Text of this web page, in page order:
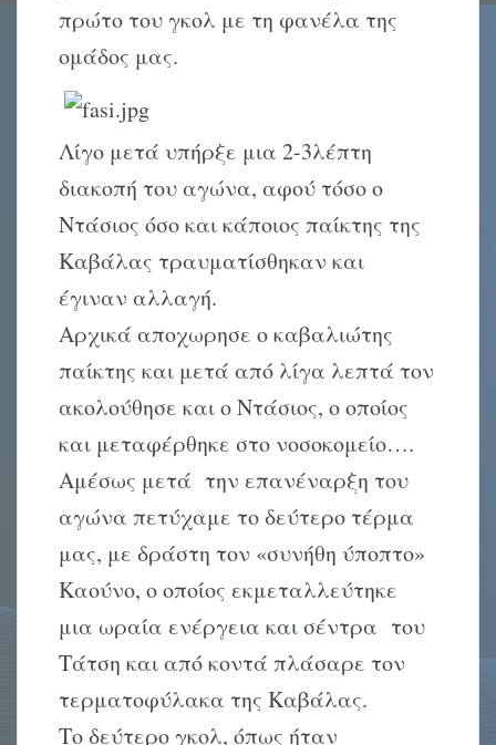
πρώτο του γκολ με τη φανέλα της
ομάδος μας.
Λίγο μετά υπήρξε μια 2-3λέπτη
διακοπή του αγώνα, αφού τόσο ο
Ντάσιος όσο και κάποιος παίκτης της
Καβάλας τραυματίσθηκαν και
έγιναν αλλαγή.
Αρχικά αποχωρησε ο καβαλιώτης
παίκτης και μετά από λίγα λεπτά τον
ακολούθησε και ο Ντάσιος, ο οποίος
και μεταφέρθηκε στο νοσοκομείο….
Αμέσως μετά την επανέναρξη του
αγώνα πετύχαμε το δεύτερο τέρμα
μας, με δράστη τον «συνήθη ύποπτο»
Καούνο, ο οποίος εκμεταλλεύτηκε
μια ωραία ενέργεια και σέντρα του
Τάτση και από κοντά πλάσαρε τον
τερματοφύλακα της Καβάλας.
Το δεύτερο γκολ, όπως ήταν